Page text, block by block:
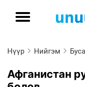
Нүүр Нийгэм
Афганистан